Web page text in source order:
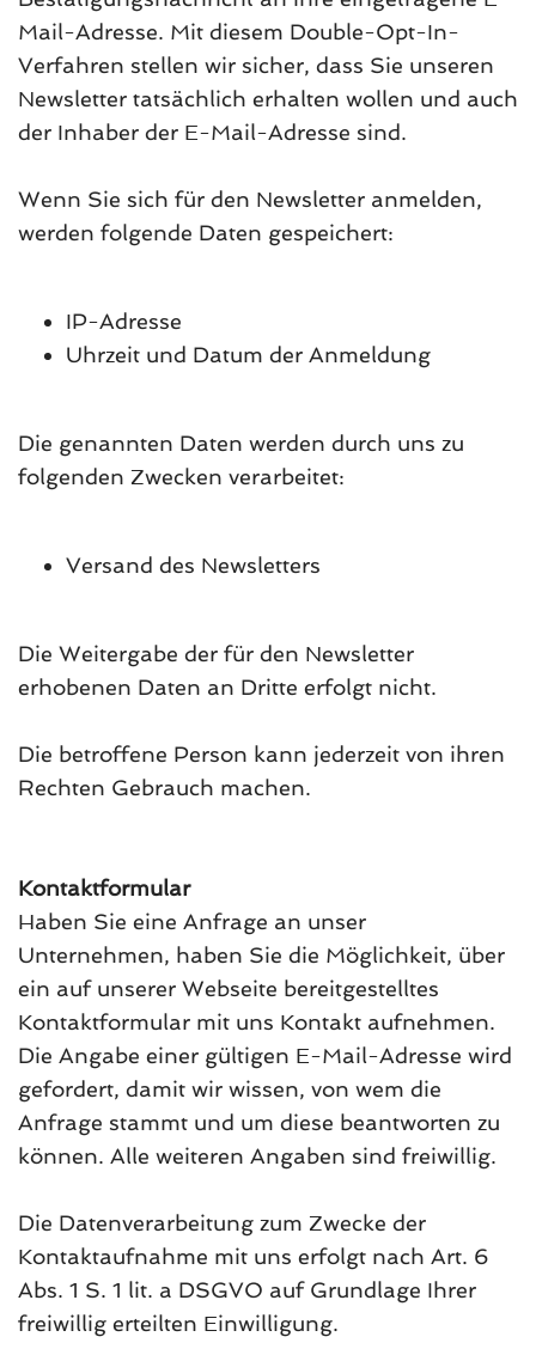
Mail-Adresse. Mit diesem Double-Opt-In-
Verfahren stellen wir sicher, dass Sie unseren
Newsletter tatsächlich erhalten wollen und auch
der Inhaber der E-Mail-Adresse sind.
Wenn Sie sich für den Newsletter anmelden,
werden folgende Daten gespeichert:
IP-Adresse
Uhrzeit und Datum der Anmeldung
Die genannten Daten werden durch uns zu
folgenden Zwecken verarbeitet:
Versand des Newsletters
Die Weitergabe der für den Newsletter
erhobenen Daten an Dritte erfolgt nicht.
Die betroffene Person kann jederzeit von ihren
Rechten Gebrauch machen.
Kontaktformular
Haben Sie eine Anfrage an unser
Unternehmen, haben Sie die Möglichkeit, über
ein auf unserer Webseite bereitgestelltes
Kontaktformular mit uns Kontakt aufnehmen.
Die Angabe einer gültigen E-Mail-Adresse wird
gefordert, damit wir wissen, von wem die
Anfrage stammt und um diese beantworten zu
können. Alle weiteren Angaben sind freiwillig.
Die Datenverarbeitung zum Zwecke der
Kontaktaufnahme mit uns erfolgt nach Art. 6
Abs. 1 S. 1 lit. a DSGVO auf Grundlage Ihrer
freiwillig erteilten Einwilligung.